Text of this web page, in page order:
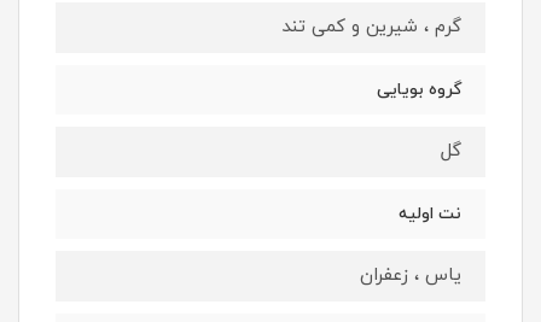
گرم ، شیرین و کمی تند
گروه بویایی
گل
نت اولیه
یاس ، زعفران